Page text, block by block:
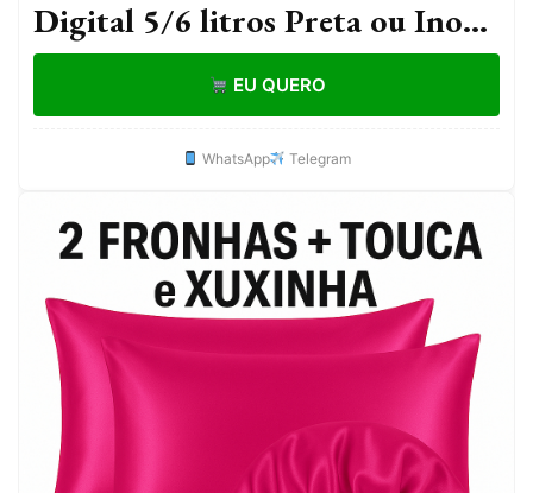
Digital 5/6 litros Preta ou Inox -
kian
EU QUERO
WhatsApp Telegram